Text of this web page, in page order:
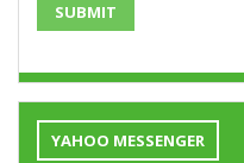
SUBMIT
YAHOO MESSENGER